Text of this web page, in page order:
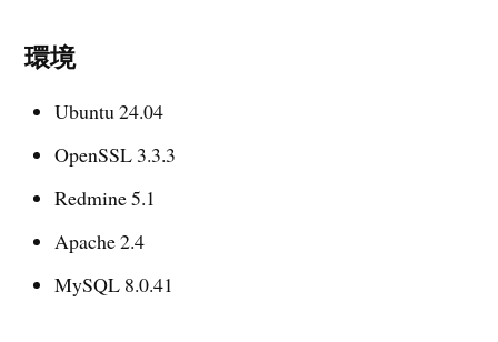
環境
Ubuntu 24.04
OpenSSL 3.3.3
Redmine 5.1
Apache 2.4
MySQL 8.0.41